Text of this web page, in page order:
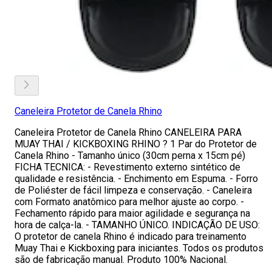
Caneleira Protetor de Canela Rhino
Caneleira Protetor de Canela Rhino CANELEIRA PARA
MUAY THAI / KICKBOXING RHINO ? 1 Par do Protetor de
Canela Rhino - Tamanho único (30cm perna x 15cm pé)
FICHA TECNICA: - Revestimento externo sintético de
qualidade e resistência. - Enchimento em Espuma. - Forro
de Poliéster de fácil limpeza e conservação. - Caneleira
com Formato anatômico para melhor ajuste ao corpo. -
Fechamento rápido para maior agilidade e segurança na
hora de calça-la. - TAMANHO ÚNICO. INDICAÇÃO DE USO:
O protetor de canela Rhino é indicado para treinamento
Muay Thai e Kickboxing para iniciantes. Todos os produtos
são de fabricação manual. Produto 100% Nacional.